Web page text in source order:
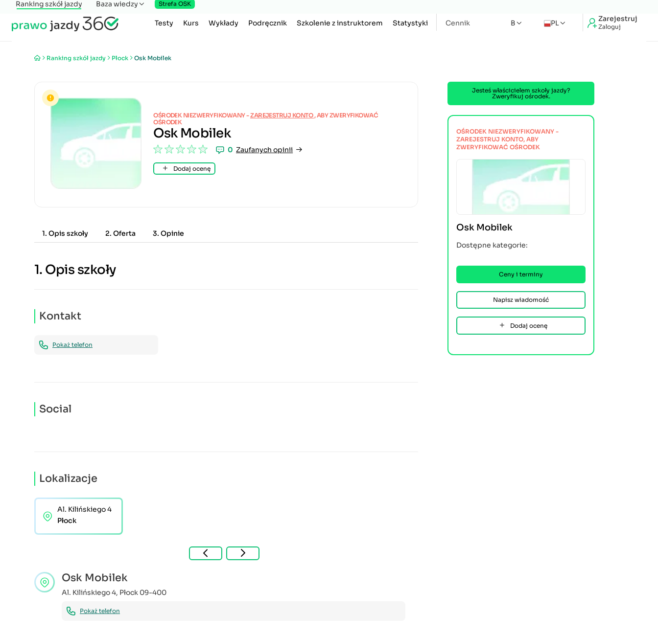
Zarejestruj
Zaloguj
PL
Testy Kurs Wykłady Podręcznik Szkolenie z instruktorem Statystyki Cennik B
Ranking szkół jazdy Baza wiedzy Strefa OSK
Ranking szkół jazdy Płock Osk Mobilek
OŚRODEK NIEZWERYFIKOWANY -ZAREJESTRUJ KONTO , ABY ZWERYFIKOWAĆ
OŚRODEK
Osk Mobilek
0 Zaufanych opinii
Dodaj ocenę
1. Opis szkoły 2. Oferta 3. Opinie
1. Opis szkoły
Kontakt
Pokaż telefon
Social
Lokalizacje
Al. Kilińskiego 4
Płock
Osk Mobilek
Al. Kilińskiego 4, Płock 09-400
Pokaż telefon
Jesteś właścicielem szkoły jazdy?
Zweryfikuj ośrodek.
OŚRODEK NIEZWERYFIKOWANY -
ZAREJESTRUJ KONTO, ABY
ZWERYFIKOWAĆ OŚRODEK
Osk Mobilek
Dostępne kategorie:
Ceny i terminy
Napisz wiadomość
Dodaj ocenę